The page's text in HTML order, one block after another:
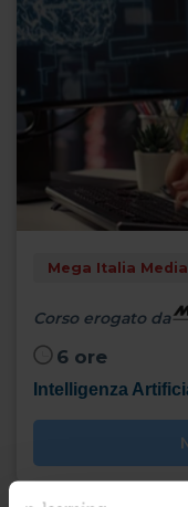
Mega Italia Media
Corso erogato da
6 ore
Intelligenza